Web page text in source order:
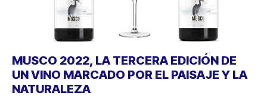
MUSCO 2022, LA TERCERA EDICIÓN DE
UN VINO MARCADO POR EL PAISAJE Y LA
NATURALEZA